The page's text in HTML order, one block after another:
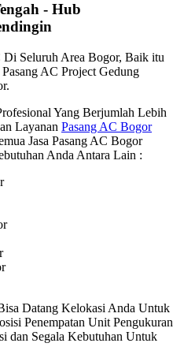
- Hub
Seluruh Area Bogor, Baik itu
AC Project Gedung
Yang Berjumlah Lebih
Layanan Pasang AC Bogor
Jasa Pasang AC Bogor
Anda Antara Lain :
Datang Kelokasi Anda Untuk
Penempatan Unit Pengukuran
dan Segala Kebutuhan Untuk